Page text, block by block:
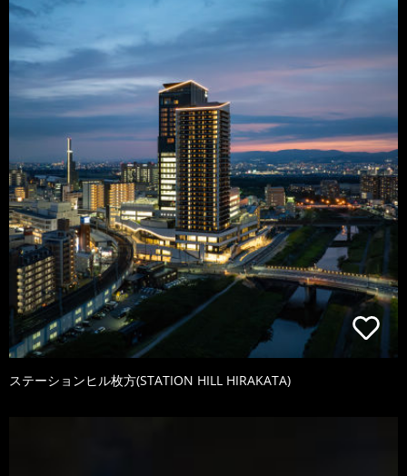
ステーションヒル枚方(STATION HILL HIRAKATA)